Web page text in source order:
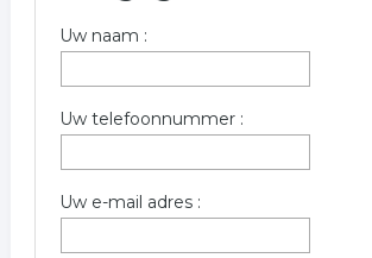
mogelijk in. De volgende bedrijven zijn
manege uit Heusden.
Trefwoorden:
manege paardrij les paardrijden
paarden stalling
Uw naam :
Uw telefoonnummer :
Uw e-mail adres :